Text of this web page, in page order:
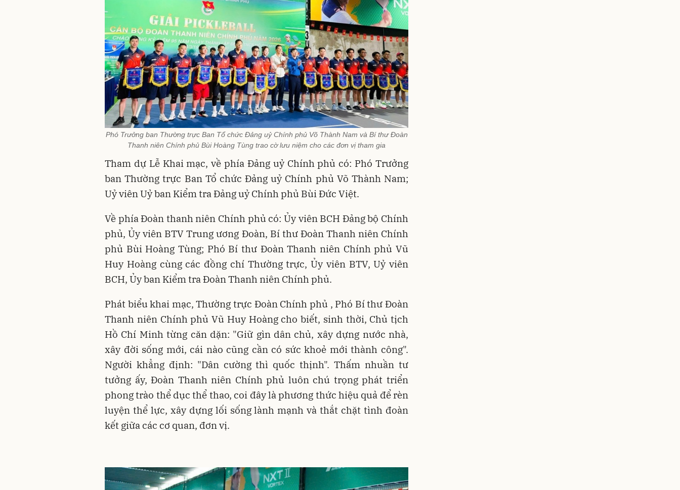
Phó Trưởng ban Thường trực Ban Tổ chức Đảng uỷ Chính phủ Võ Thành Nam và Bí thư Đoàn
Thanh niên Chính phủ Bùi Hoàng Tùng trao cờ lưu niệm cho các đơn vị tham gia
Tham dự Lễ Khai mạc, về phía Đảng uỷ Chính phủ có: Phó Trưởng
ban Thường trực Ban Tổ chức Đảng uỷ Chính phủ Võ Thành Nam;
Uỷ viên Uỷ ban Kiểm tra Đảng uỷ Chính phủ Bùi Đức Việt.
Về phía Đoàn thanh niên Chính phủ có: Ủy viên BCH Đảng bộ Chính
phủ, Ủy viên BTV Trung ương Đoàn, Bí thư Đoàn Thanh niên Chính
phủ Bùi Hoàng Tùng; Phó Bí thư Đoàn Thanh niên Chính phủ Vũ
Huy Hoàng cùng các đồng chí Thường trực, Ủy viên BTV, Uỷ viên
BCH, Ủy ban Kiểm tra Đoàn Thanh niên Chính phủ.
Phát biểu khai mạc, Thường trực Đoàn Chính phủ , Phó Bí thư Đoàn
Thanh niên Chính phủ Vũ Huy Hoàng cho biết, sinh thời, Chủ tịch
Hồ Chí Minh từng căn dặn: "Giữ gìn dân chủ, xây dựng nước nhà,
xây đời sống mới, cái nào cũng cần có sức khoẻ mới thành công".
Người khẳng định: "Dân cường thì quốc thịnh". Thấm nhuần tư
tưởng ấy, Đoàn Thanh niên Chính phủ luôn chú trọng phát triển
phong trào thể dục thể thao, coi đây là phương thức hiệu quả để rèn
luyện thể lực, xây dựng lối sống lành mạnh và thắt chặt tình đoàn
kết giữa các cơ quan, đơn vị.